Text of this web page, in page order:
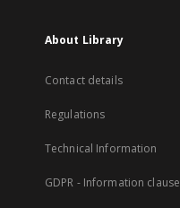
About Library
Contact details
Regulations
Technical Information
GDPR - Information clause